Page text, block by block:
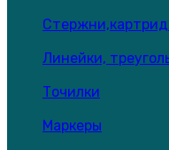
Линейки,
Точилки
Маркеры